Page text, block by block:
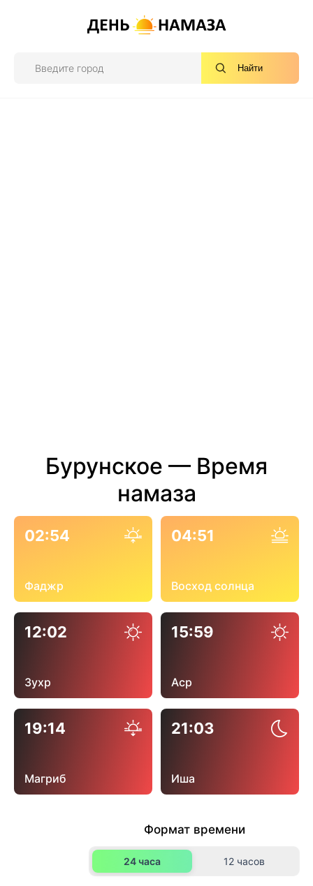
Найти
Бурунское — Время
намаза
02:54
Фаджр
04:51
Восход солнца
12:02
Зухр
15:59
Аср
19:14
Магриб
21:03
Иша
Формат времени
24 часа 12 часов